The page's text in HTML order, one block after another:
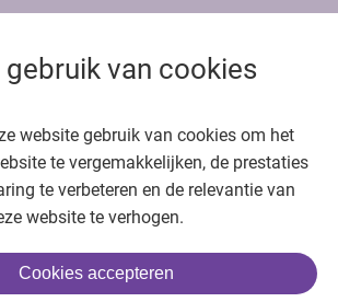
gebruik van cookies
website gebruik van cookies om het
te vergemakkelijken, de prestaties
te verbeteren en de relevantie van
website te verhogen.
Cookies accepteren
het bezoeken van Oncologie.nu
in 30 seconden of log in om verder te gaan
of
Jaap. Alle rechten voorbehouden.